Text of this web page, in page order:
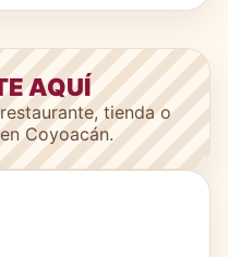
AQUÍ
tienda o
Coyoacán.